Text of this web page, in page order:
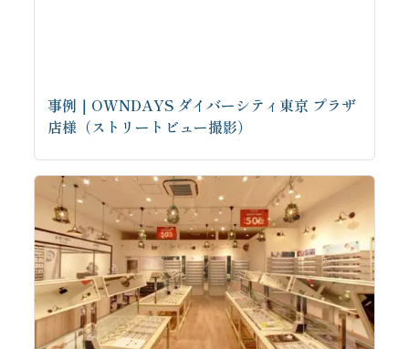
事例｜OWNDAYS ダイバーシティ東京 プラザ
店様（ストリートビュー撮影）